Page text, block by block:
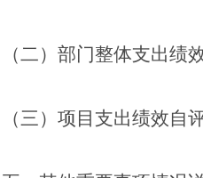
（二）部门整体支出绩
（三）项目支出绩效自